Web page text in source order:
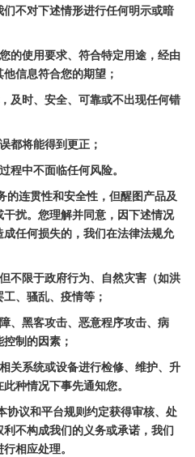
不对下述情形进行任何明示或暗
的使用要求、符合特定用途，经由
信息符合您的期望；
及时、安全、可靠或不出现任何错
都将能得到更正；
程中不面临任何风险。
的连贯性和安全性，但醒图产品及
扰。您理解并同意，因下述情况
任何损失的，我们在法律法规允
不限于政府行为、自然灾害（如洪
、骚乱、疫情等；
、黑客攻击、恶意程序攻击、病
制的因素；
关系统或设备进行检修、维护、升
种情况下事先通知您。
协议和平台规则约定获得审核、处
不构成我们的义务或承诺，我们
相应处理。